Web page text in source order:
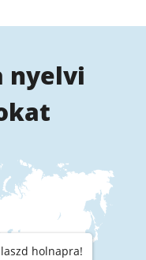
nyelvi
holnapra!